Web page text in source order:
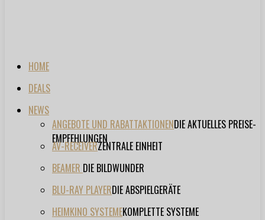
HOME
DEALS
NEWS
ANGEBOTE UND RABATTAKTIONENDIE AKTUELLES PREISE-
EMPFEHLUNGEN
AV-RECEIVERZENTRALE EINHEIT
BEAMER DIE BILDWUNDER
BLU-RAY PLAYERDIE ABSPIELGERÄTE
HEIMKINO SYSTEMEKOMPLETTE SYSTEME